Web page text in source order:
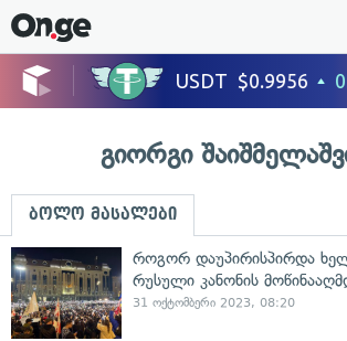
გიორგი
ბოლო მასალები
როგორ დაუპირისპირდა
რუსული კანონის
31 ოქტომბერი 2023, 08:20